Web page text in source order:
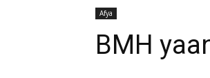
Afya
BMH